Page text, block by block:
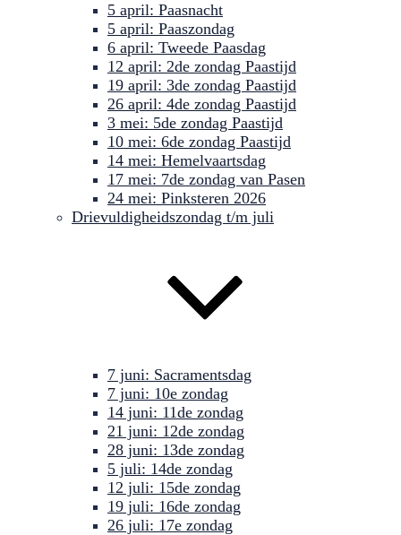
5 april: Paasnacht
5 april: Paaszondag
6 april: Tweede Paasdag
12 april: 2de zondag Paastijd
19 april: 3de zondag Paastijd
26 april: 4de zondag Paastijd
3 mei: 5de zondag Paastijd
10 mei: 6de zondag Paastijd
14 mei: Hemelvaartsdag
17 mei: 7de zondag van Pasen
24 mei: Pinksteren 2026
Drievuldigheidszondag t/m juli
7 juni: Sacramentsdag
7 juni: 10e zondag
14 juni: 11de zondag
21 juni: 12de zondag
28 juni: 13de zondag
5 juli: 14de zondag
12 juli: 15de zondag
19 juli: 16de zondag
26 juli: 17e zondag